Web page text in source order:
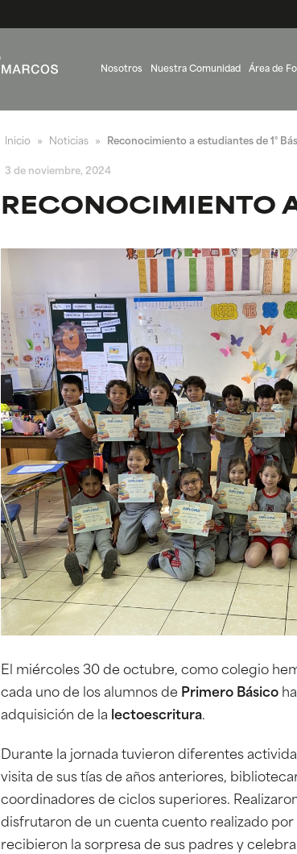
Nosotros Nuestra Comunidad Área de
Inicio » Noticias » Reconocimiento a estudiantes de 1°
3 de noviembre, 2024
RECONOCIMIENTO
El miércoles 30 de octubre, como colegio
cada uno de los alumnos de Primero Básico
adquisición de la lectoescritura.
Durante la jornada tuvieron diferentes
visita de sus tías de años anteriores,
coordinadores de ciclos superiores.
disfrutaron de un cuenta cuento realizado por
recibieron la sorpresa de sus padres y